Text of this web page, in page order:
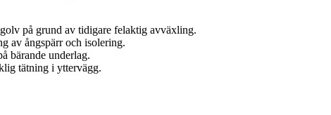
på grund av tidigare felaktig avväxling.
av ångspärr och isolering.
bärande underlag.
tätning i yttervägg.